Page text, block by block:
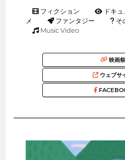
フィクション ドキ
メ
ファンタジー そ
Music Video
映画祭
ウェブサ